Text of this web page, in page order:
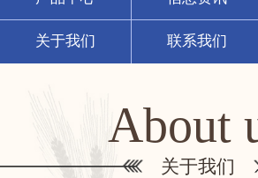
关于我们 联系我们
About
关于我们